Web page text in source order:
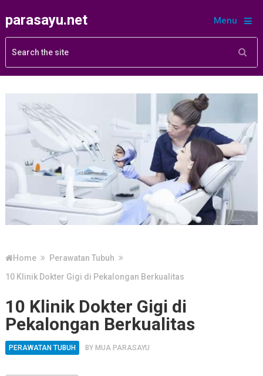
parasayu.net Menu
Home
Perawatan Tubuh
10 Klinik Dokter Gigi di Pekalongan Berkualitas
10 Klinik Dokter Gigi di
Pekalongan Berkualitas
PERAWATAN TUBUH BY MUA PARASAYU